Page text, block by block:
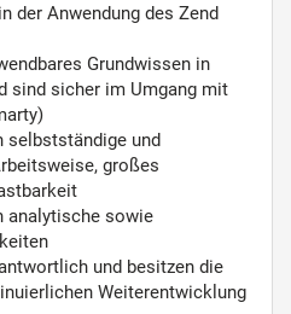
der Anwendung des Zend
Grundwissen in
sind sicher im Umgang mit
selbstständige und
großes
analytische sowie
und besitzen die
Weiterentwicklung